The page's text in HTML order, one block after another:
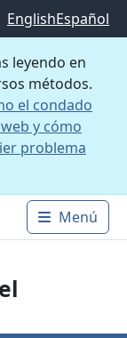
EnglishEspañol
leyendo en
métodos.
el condado
y cómo
problema
Main
Menú